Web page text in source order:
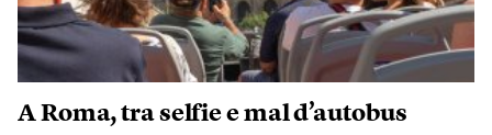
A Roma, tra selfie e mal d’autobus